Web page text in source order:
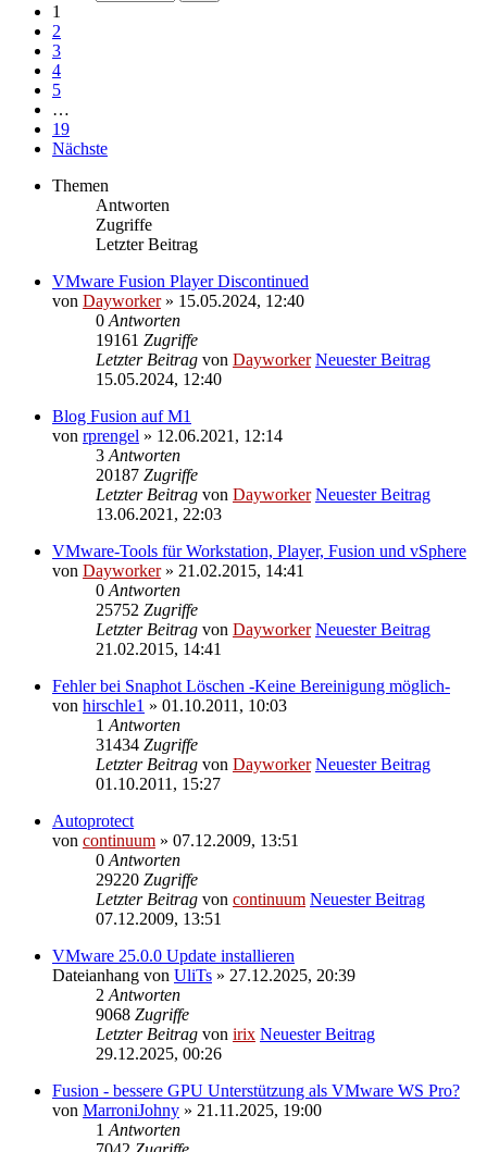
1
2
3
4
5
…
19
Nächste
Themen
Antworten
Zugriffe
Letzter Beitrag
VMware Fusion Player Discontinued
von Dayworker» 15.05.2024, 12:40
0 Antworten
19161 Zugriffe
Letzter Beitrag von Dayworker Neuester Beitrag
15.05.2024, 12:40
Blog Fusion auf M1
von rprengel » 12.06.2021, 12:14
3 Antworten
20187 Zugriffe
Letzter Beitrag von Dayworker Neuester Beitrag
13.06.2021, 22:03
VMware-Tools für Workstation, Player, Fusion und vSphere
von Dayworker» 21.02.2015, 14:41
0 Antworten
25752 Zugriffe
Letzter Beitrag von Dayworker Neuester Beitrag
21.02.2015, 14:41
Fehler bei Snaphot Löschen -Keine Bereinigung möglich-
von hirschle1 » 01.10.2011, 10:03
1 Antworten
31434 Zugriffe
Letzter Beitrag von Dayworker Neuester Beitrag
01.10.2011, 15:27
Autoprotect
von continuum » 07.12.2009, 13:51
0 Antworten
29220 Zugriffe
Letzter Beitrag von continuum Neuester Beitrag
07.12.2009, 13:51
VMware 25.0.0 Update installieren
Dateianhang von UliTs » 27.12.2025, 20:39
2 Antworten
9068 Zugriffe
Letzter Beitrag von irix Neuester Beitrag
29.12.2025, 00:26
Fusion - bessere GPU Unterstützung als VMware WS Pro?
von MarroniJohny » 21.11.2025, 19:00
1 Antworten